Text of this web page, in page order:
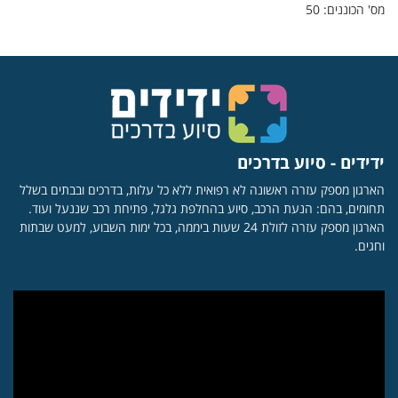
מס' הכוננים: 50
ידידים - סיוע בדרכים
הארגון מספק עזרה ראשונה לא רפואית ללא כל עלות, בדרכים ובבתים בשלל
תחומים, בהם: הנעת הרכב, סיוע בהחלפת גלגל, פתיחת רכב שננעל ועוד.
הארגון מספק עזרה לזולת 24 שעות ביממה, בכל ימות השבוע, למעט שבתות
וחגים.